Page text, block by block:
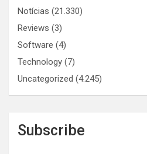
Notícias (21.330)
Reviews (3)
Software (4)
Technology (7)
Uncategorized (4.245)
Subscribe